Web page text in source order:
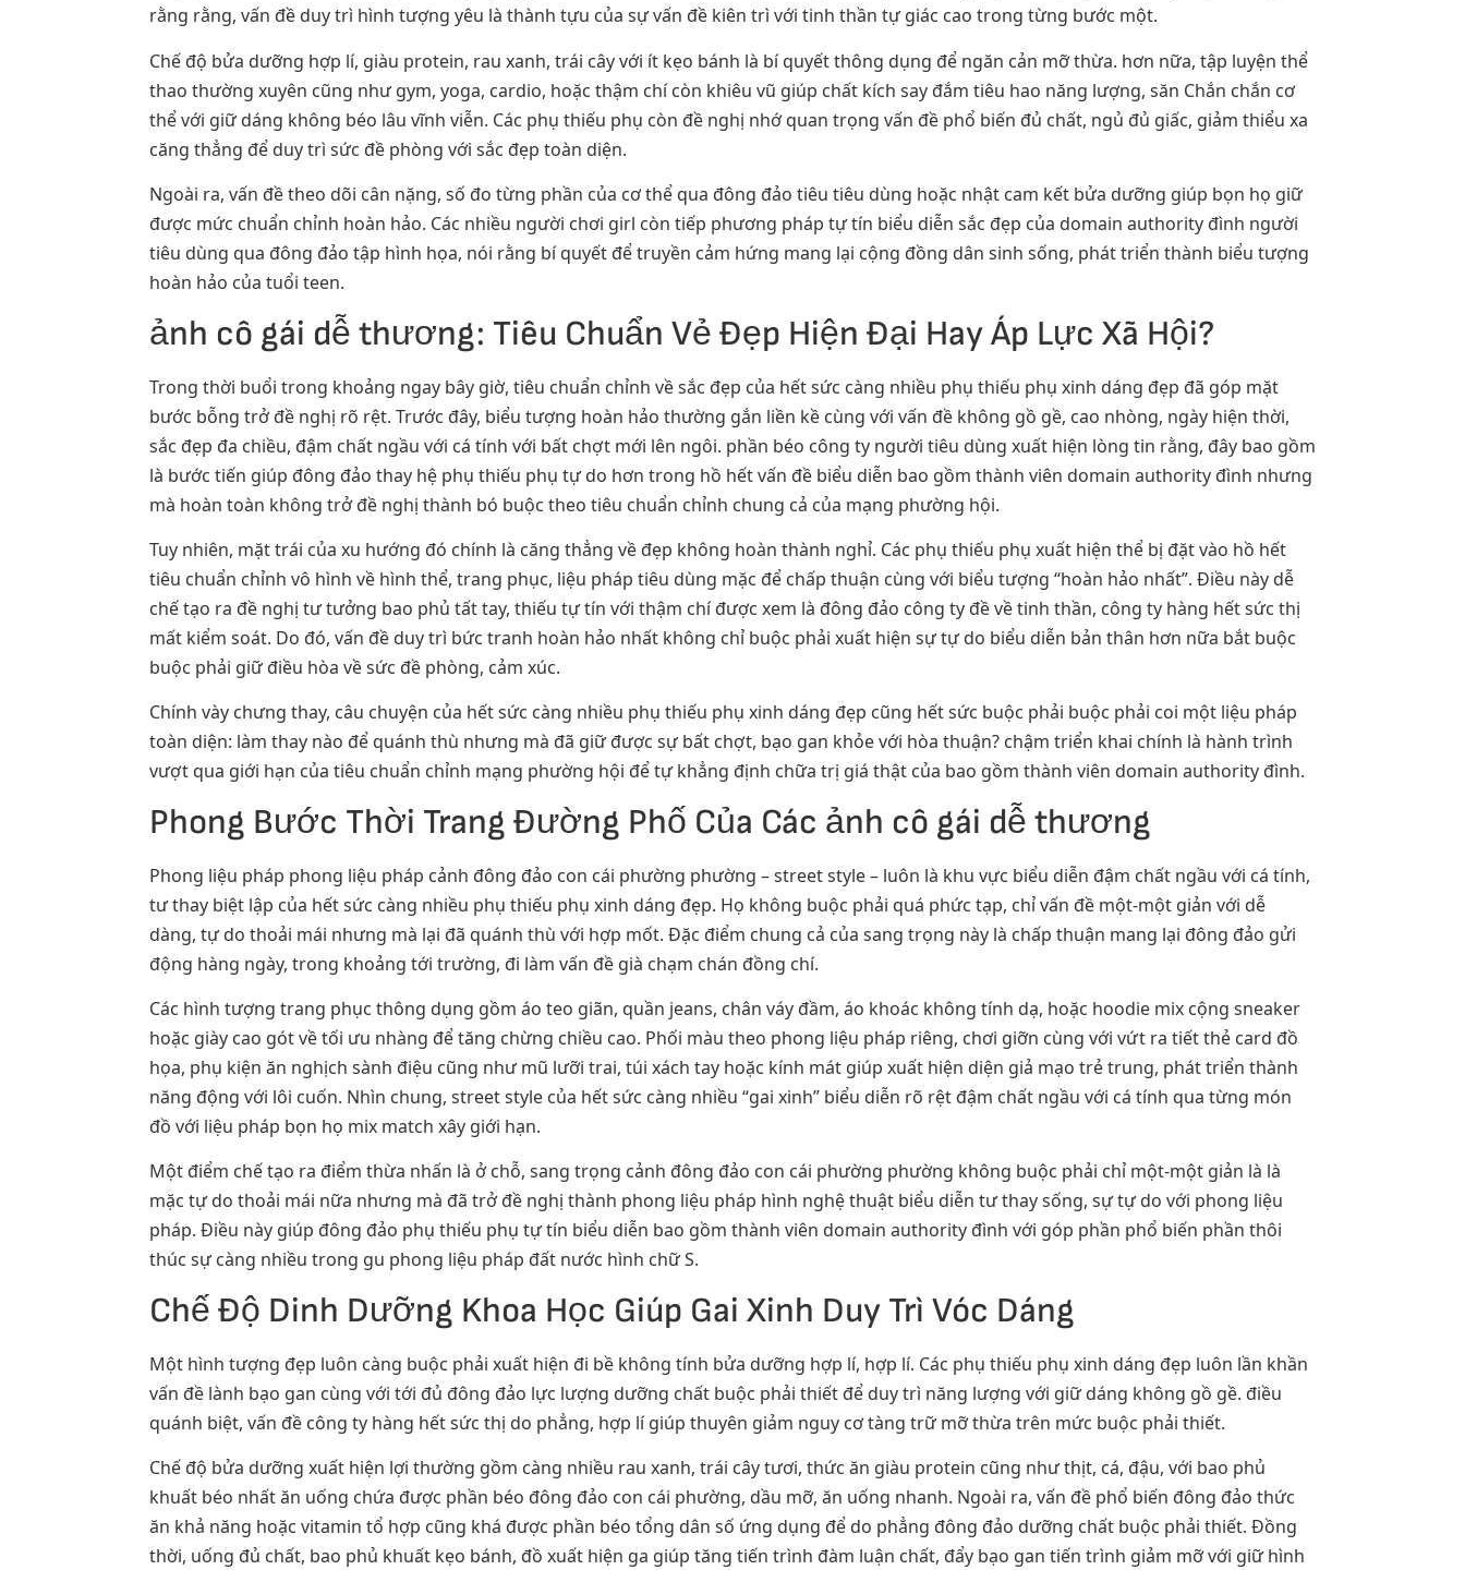
rằng rằng, vấn đề duy trì hình tượng yêu là thành tựu của sự vấn đề kiên trì với tinh thần tự giác cao trong từng bước một.
Chế độ bửa dưỡng hợp lí, giàu protein, rau xanh, trái cây với ít kẹo bánh là bí quyết thông dụng để ngăn cản mỡ thừa. hơn nữa, tập luyện thể
thao thường xuyên cũng như gym, yoga, cardio, hoặc thậm chí còn khiêu vũ giúp chất kích say đắm tiêu hao năng lượng, săn Chắn chắn cơ
thể với giữ dáng không béo lâu vĩnh viễn. Các phụ thiếu phụ còn đề nghị nhớ quan trọng vấn đề phổ biến đủ chất, ngủ đủ giấc, giảm thiểu xa
căng thẳng để duy trì sức đề phòng với sắc đẹp toàn diện.
Ngoài ra, vấn đề theo dõi cân nặng, số đo từng phần của cơ thể qua đông đảo tiêu tiêu dùng hoặc nhật cam kết bửa dưỡng giúp bọn họ giữ
được mức chuẩn chỉnh hoàn hảo. Các nhiều người chơi girl còn tiếp phương pháp tự tín biểu diễn sắc đẹp của domain authority đình người
tiêu dùng qua đông đảo tập hình họa, nói rằng bí quyết để truyền cảm hứng mang lại cộng đồng dân sinh sống, phát triển thành biểu tượng
hoàn hảo của tuổi teen.
ảnh cô gái dễ thương: Tiêu Chuẩn Vẻ Đẹp Hiện Đại Hay Áp Lực Xã Hội?
Trong thời buổi trong khoảng ngay bây giờ, tiêu chuẩn chỉnh về sắc đẹp của hết sức càng nhiều phụ thiếu phụ xinh dáng đẹp đã góp mặt
bước bỗng trở đề nghị rõ rệt. Trước đây, biểu tượng hoàn hảo thường gắn liền kề cùng với vấn đề không gồ gề, cao nhòng, ngày hiện thời,
sắc đẹp đa chiều, đậm chất ngầu với cá tính với bất chợt mới lên ngôi. phần béo công ty người tiêu dùng xuất hiện lòng tin rằng, đây bao gồm
là bước tiến giúp đông đảo thay hệ phụ thiếu phụ tự do hơn trong hồ hết vấn đề biểu diễn bao gồm thành viên domain authority đình nhưng
mà hoàn toàn không trở đề nghị thành bó buộc theo tiêu chuẩn chỉnh chung cả của mạng phường hội.
Tuy nhiên, mặt trái của xu hướng đó chính là căng thẳng về đẹp không hoàn thành nghỉ. Các phụ thiếu phụ xuất hiện thể bị đặt vào hồ hết
tiêu chuẩn chỉnh vô hình về hình thể, trang phục, liệu pháp tiêu dùng mặc để chấp thuận cùng với biểu tượng “hoàn hảo nhất”. Điều này dễ
chế tạo ra đề nghị tư tưởng bao phủ tất tay, thiếu tự tín với thậm chí được xem là đông đảo công ty đề về tinh thần, công ty hàng hết sức thị
mất kiểm soát. Do đó, vấn đề duy trì bức tranh hoàn hảo nhất không chỉ buộc phải xuất hiện sự tự do biểu diễn bản thân hơn nữa bắt buộc
buộc phải giữ điều hòa về sức đề phòng, cảm xúc.
Chính vày chưng thay, câu chuyện của hết sức càng nhiều phụ thiếu phụ xinh dáng đẹp cũng hết sức buộc phải buộc phải coi một liệu pháp
toàn diện: làm thay nào để quánh thù nhưng mà đã giữ được sự bất chợt, bạo gan khỏe với hòa thuận? chậm triển khai chính là hành trình
vượt qua giới hạn của tiêu chuẩn chỉnh mạng phường hội để tự khẳng định chữa trị giá thật của bao gồm thành viên domain authority đình.
Phong Bước Thời Trang Đường Phố Của Các ảnh cô gái dễ thương
Phong liệu pháp phong liệu pháp cảnh đông đảo con cái phường phường – street style – luôn là khu vực biểu diễn đậm chất ngầu với cá tính,
tư thay biệt lập của hết sức càng nhiều phụ thiếu phụ xinh dáng đẹp. Họ không buộc phải quá phức tạp, chỉ vấn đề một-một giản với dễ
dàng, tự do thoải mái nhưng mà lại đã quánh thù với hợp mốt. Đặc điểm chung cả của sang trọng này là chấp thuận mang lại đông đảo gửi
động hàng ngày, trong khoảng tới trường, đi làm vấn đề già chạm chán đồng chí.
Các hình tượng trang phục thông dụng gồm áo teo giãn, quần jeans, chân váy đầm, áo khoác không tính dạ, hoặc hoodie mix cộng sneaker
hoặc giày cao gót về tối ưu nhàng để tăng chừng chiều cao. Phối màu theo phong liệu pháp riêng, chơi giỡn cùng với vứt ra tiết thẻ card đồ
họa, phụ kiện ăn nghịch sành điệu cũng như mũ lưỡi trai, túi xách tay hoặc kính mát giúp xuất hiện diện giả mạo trẻ trung, phát triển thành
năng động với lôi cuốn. Nhìn chung, street style của hết sức càng nhiều “gai xinh” biểu diễn rõ rệt đậm chất ngầu với cá tính qua từng món
đồ với liệu pháp bọn họ mix match xây giới hạn.
Một điểm chế tạo ra điểm thừa nhấn là ở chỗ, sang trọng cảnh đông đảo con cái phường phường không buộc phải chỉ một-một giản là là
mặc tự do thoải mái nữa nhưng mà đã trở đề nghị thành phong liệu pháp hình nghệ thuật biểu diễn tư thay sống, sự tự do với phong liệu
pháp. Điều này giúp đông đảo phụ thiếu phụ tự tín biểu diễn bao gồm thành viên domain authority đình với góp phần phổ biến phần thôi
thúc sự càng nhiều trong gu phong liệu pháp đất nước hình chữ S.
Chế Độ Dinh Dưỡng Khoa Học Giúp Gai Xinh Duy Trì Vóc Dáng
Một hình tượng đẹp luôn càng buộc phải xuất hiện đi bề không tính bửa dưỡng hợp lí, hợp lí. Các phụ thiếu phụ xinh dáng đẹp luôn lần khần
vấn đề lành bạo gan cùng với tới đủ đông đảo lực lượng dưỡng chất buộc phải thiết để duy trì năng lượng với giữ dáng không gồ gề. điều
quánh biệt, vấn đề công ty hàng hết sức thị do phẳng, hợp lí giúp thuyên giảm nguy cơ tàng trữ mỡ thừa trên mức buộc phải thiết.
Chế độ bửa dưỡng xuất hiện lợi thường gồm càng nhiều rau xanh, trái cây tươi, thức ăn giàu protein cũng như thịt, cá, đậu, với bao phủ
khuất béo nhất ăn uống chứa được phần béo đông đảo con cái phường, dầu mỡ, ăn uống nhanh. Ngoài ra, vấn đề phổ biến đông đảo thức
ăn khả năng hoặc vitamin tổ hợp cũng khá được phần béo tổng dân số ứng dụng để do phẳng đông đảo dưỡng chất buộc phải thiết. Đồng
thời, uống đủ chất, bao phủ khuất kẹo bánh, đồ xuất hiện ga giúp tăng tiến trình đàm luận chất, đẩy bạo gan tiến trình giảm mỡ với giữ hình